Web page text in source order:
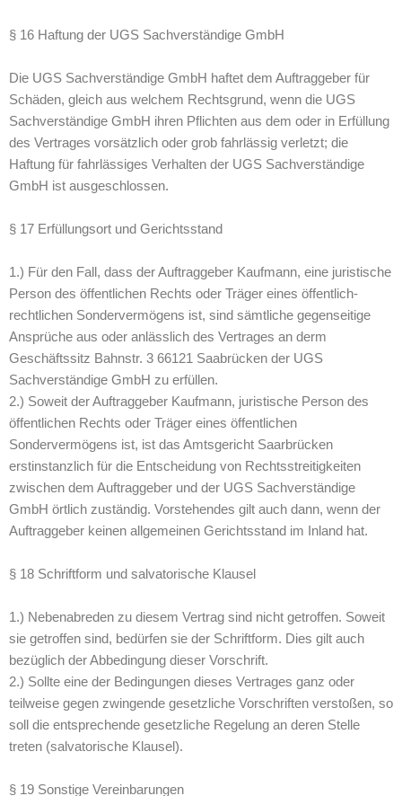
§ 16 Haftung der UGS Sachverständige GmbH
Die UGS Sachverständige GmbH haftet dem Auftraggeber für
Schäden, gleich aus welchem Rechtsgrund, wenn die UGS
Sachverständige GmbH ihren Pflichten aus dem oder in Erfüllung
des Vertrages vorsätzlich oder grob fahrlässig verletzt; die
Haftung für fahrlässiges Verhalten der UGS Sachverständige
GmbH ist ausgeschlossen.
§ 17 Erfüllungsort und Gerichtsstand
1.) Für den Fall, dass der Auftraggeber Kaufmann, eine juristische
Person des öffentlichen Rechts oder Träger eines öffentlich-
rechtlichen Sondervermögens ist, sind sämtliche gegenseitige
Ansprüche aus oder anlässlich des Vertrages an derm
Geschäftssitz Bahnstr. 3 66121 Saabrücken der UGS
Sachverständige GmbH zu erfüllen.
2.) Soweit der Auftraggeber Kaufmann, juristische Person des
öffentlichen Rechts oder Träger eines öffentlichen
Sondervermögens ist, ist das Amtsgericht Saarbrücken
erstinstanzlich für die Entscheidung von Rechtsstreitigkeiten
zwischen dem Auftraggeber und der UGS Sachverständige
GmbH örtlich zuständig. Vorstehendes gilt auch dann, wenn der
Auftraggeber keinen allgemeinen Gerichtsstand im Inland hat.
§ 18 Schriftform und salvatorische Klausel
1.) Nebenabreden zu diesem Vertrag sind nicht getroffen. Soweit
sie getroffen sind, bedürfen sie der Schriftform. Dies gilt auch
bezüglich der Abbedingung dieser Vorschrift.
2.) Sollte eine der Bedingungen dieses Vertrages ganz oder
teilweise gegen zwingende gesetzliche Vorschriften verstoßen, so
soll die entsprechende gesetzliche Regelung an deren Stelle
treten (salvatorische Klausel).
§ 19 Sonstige Vereinbarungen